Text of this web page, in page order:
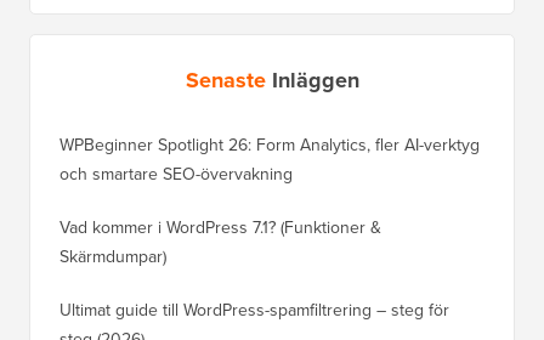
Senaste Inläggen
WPBeginner Spotlight 26: Form Analytics, fler AI-verktyg
och smartare SEO-övervakning
Vad kommer i WordPress 7.1? (Funktioner &
Skärmdumpar)
Ultimat guide till WordPress-spamfiltrering – steg för